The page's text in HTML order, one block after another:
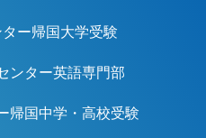
ー帰国大学受験
ンター英語専門部
帰国中学・高校受験